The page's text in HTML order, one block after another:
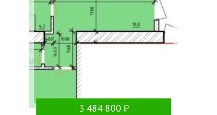
3 484 800